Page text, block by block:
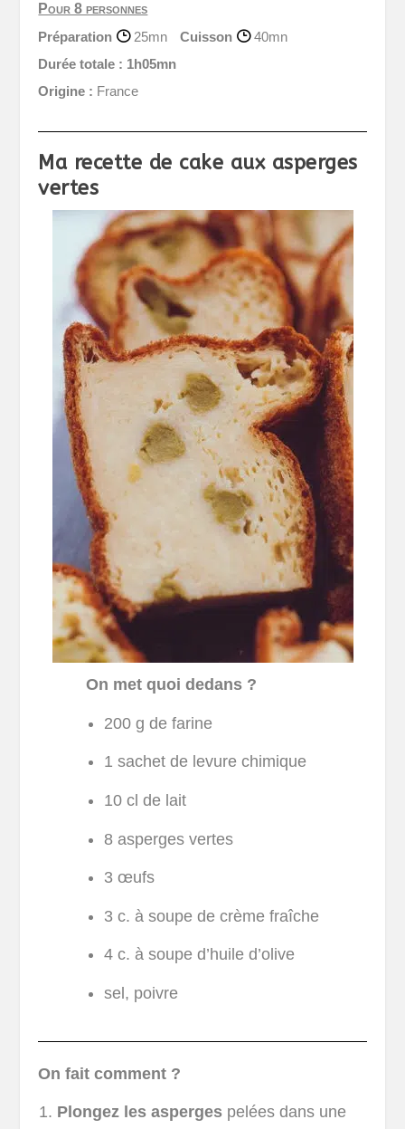
Pour 8 personnes
Préparation
25mn Cuisson
40mn
Durée totale : 1h05mn
Origine : France
Ma recette de cake aux asperges
vertes
On met quoi dedans ?
200 g de farine
1 sachet de levure chimique
10 cl de lait
8 asperges vertes
3 œufs
3 c. à soupe de crème fraîche
4 c. à soupe d’huile d’olive
sel, poivre
On fait comment ?
Plongez les aspergespelées dans une